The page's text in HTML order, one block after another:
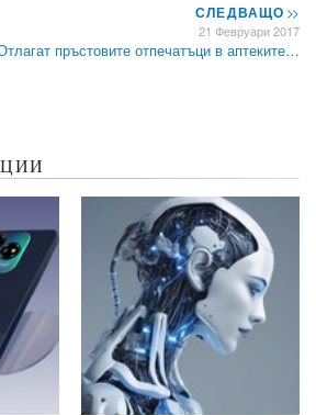
СЛЕДВАЩО>>
21 Февруари 2017
пръстовите отпечатъци в аптеките…